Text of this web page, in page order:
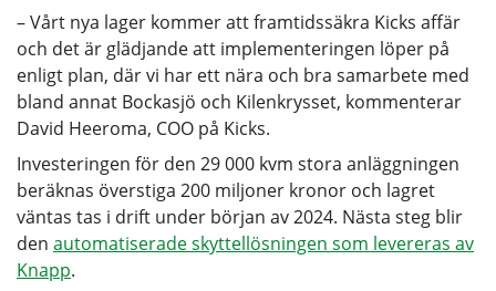
– Vårt nya lager kommer att framtidssäkra Kicks affär
och det är glädjande att implementeringen löper på
enligt plan, där vi har ett nära och bra samarbete med
bland annat Bockasjö och Kilenkrysset, kommenterar
David Heeroma, COO på Kicks.
Investeringen för den 29 000 kvm stora anläggningen
beräknas överstiga 200 miljoner kronor och lagret
väntas tas i drift under början av 2024. Nästa steg blir
den automatiserade skyttellösningen som levereras av
Knapp.